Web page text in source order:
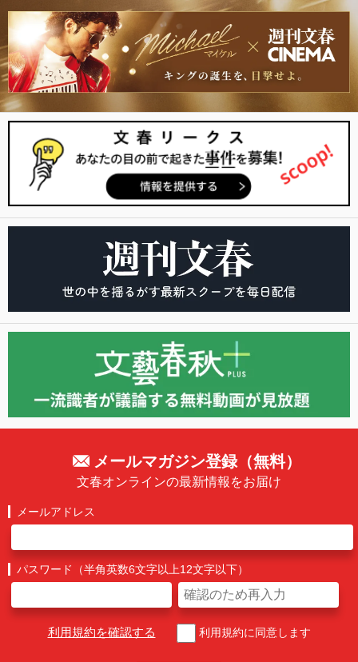
メールマガジン登録（無料）
文春オンラインの最新情報をお届け
メールアドレス
パスワード（半角英数6文字以上12文字以下）
利用規約を確認する 利用規約に同意します